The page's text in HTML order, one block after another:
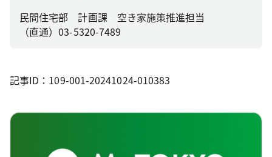
民間住宅部 計画課 空き家施策推進担当
（直通）03-5320-7489
記事ID：109-001-20241024-010383